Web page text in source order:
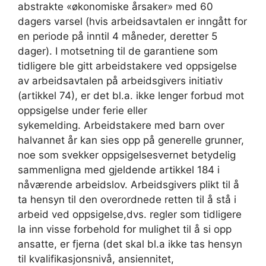
abstrakte «økonomiske årsaker» med 60
dagers varsel (hvis arbeidsavtalen er inngått for
en periode på inntil 4 måneder, deretter 5
dager). I motsetning til de garantiene som
tidligere ble gitt arbeidstakere ved oppsigelse
av arbeidsavtalen på arbeidsgivers initiativ
(artikkel 74), er det bl.a. ikke lenger forbud mot
oppsigelse under ferie eller
sykemelding. Arbeidstakere med barn over
halvannet år kan sies opp på generelle grunner,
noe som svekker oppsigelsesvernet betydelig
sammenligna med gjeldende artikkel 184 i
nåværende arbeidslov. Arbeidsgivers plikt til å
ta hensyn til den overordnede retten til å stå i
arbeid ved oppsigelse,dvs. regler som tidligere
la inn visse forbehold for mulighet til å si opp
ansatte, er fjerna (det skal bl.a ikke tas hensyn
til kvalifikasjonsnivå, ansiennitet,